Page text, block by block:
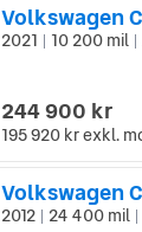
2021 10 200 mil
244 900 kr
195 920 krexkl.
Volkswagen
2012 24 400 mil